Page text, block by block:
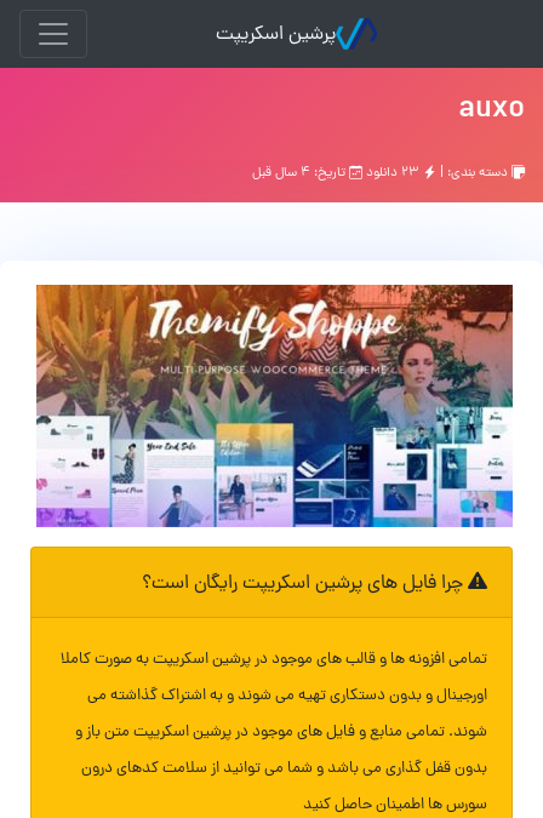
پرشین اسکریپت
auxo
دسته بندی: | تاریخ: ۴ سال قبل
چرا فایل های پرشین اسکریپت رایگان است؟
تمامی افزونه ها و قالب های موجود در پرشین اسکریپت به صورت کاملا
اورجینال و بدون دستکاری تهیه می شوند و به اشتراک گذاشته می
شوند. تمامی منابع و فایل های موجود در پرشین اسکریپت متن باز و
بدون قفل گذاری می باشد و شما می توانید از سلامت کدهای درون
سورس ها اطمینان حاصل کنید